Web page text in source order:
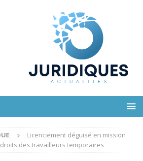
Licenciement déguisé en mission
des travailleurs temporaires